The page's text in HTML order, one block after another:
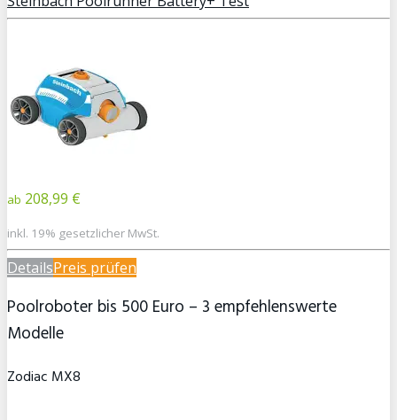
ab 208,99 €
inkl. 19% gesetzlicher MwSt.
DetailsPreis prüfen
Poolroboter bis 500 Euro – 3 empfehlenswerte
Modelle
Zodiac MX8